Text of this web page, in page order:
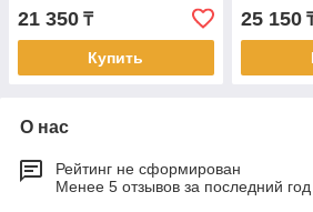
21 350 ₸
Купить
25 150
О нас
Рейтинг не сформирован
Менее 5 отзывов за последний год